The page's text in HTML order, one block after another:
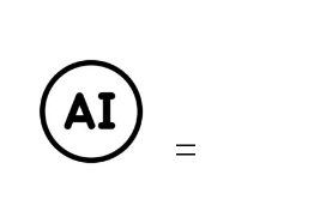
konten